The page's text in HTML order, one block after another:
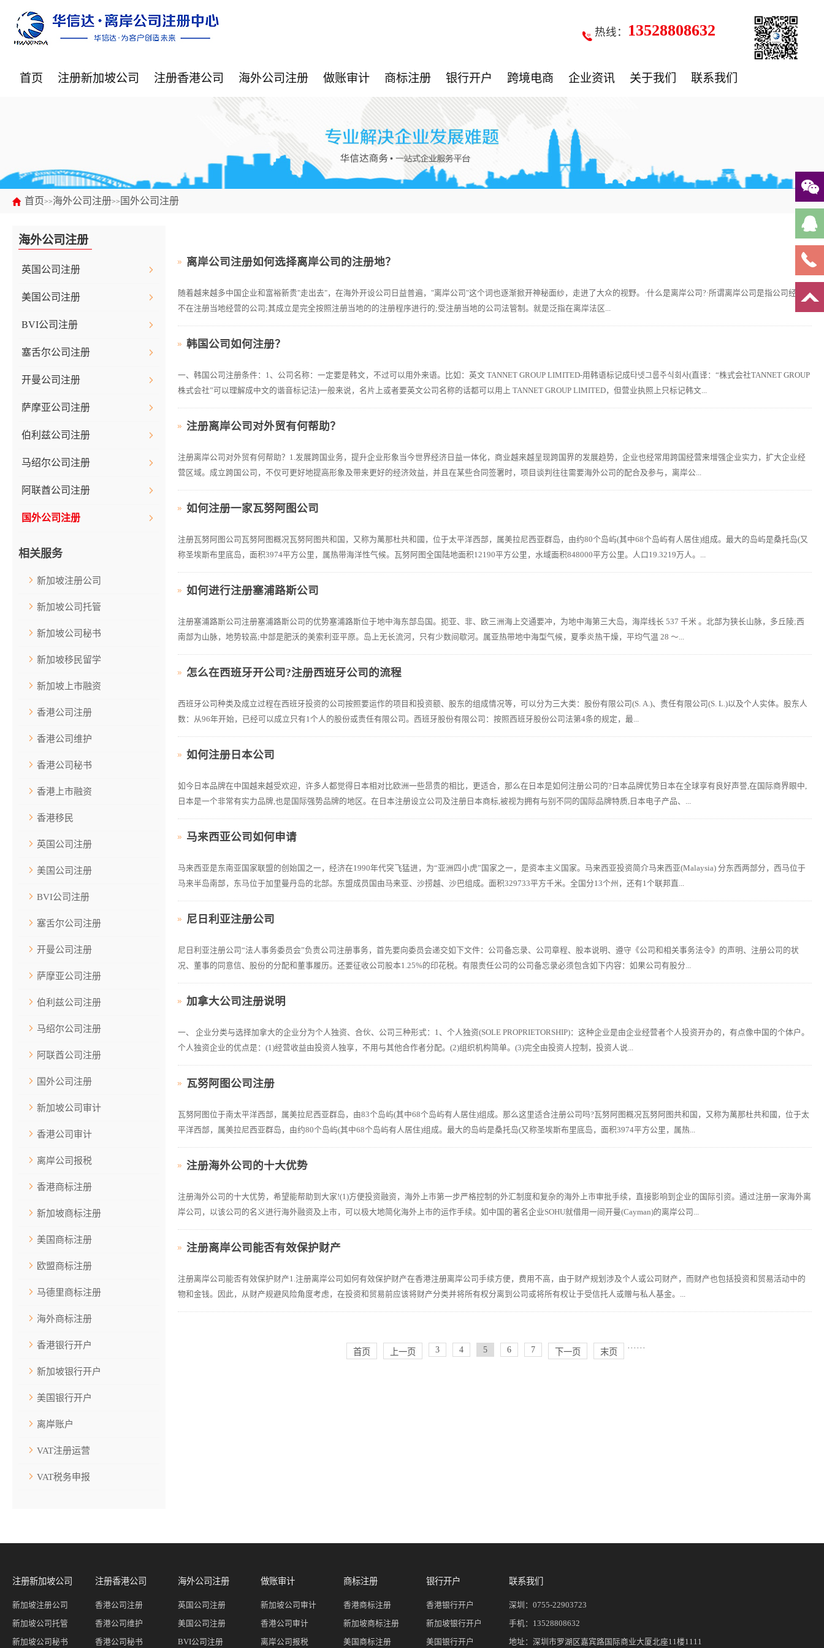
热线： 13528808632
首页 注册新加坡公司 注册香港公司 海外公司注册 做账审计 商标注册 银行开户 跨境电商 企业资讯 关于我们 联系我们
首页>>海外公司注册>> 国外公司注册
海外公司注册
英国公司注册
美国公司注册
BVI公司注册
塞舌尔公司注册
开曼公司注册
萨摩亚公司注册
伯利兹公司注册
马绍尔公司注册
阿联酋公司注册
国外公司注册
相关服务
新加坡注册公司
新加坡公司托管
新加坡公司秘书
新加坡移民留学
新加坡上市融资
香港公司注册
香港公司维护
香港公司秘书
香港上市融资
香港移民
英国公司注册
美国公司注册
BVI公司注册
塞舌尔公司注册
开曼公司注册
萨摩亚公司注册
伯利兹公司注册
马绍尔公司注册
阿联酋公司注册
国外公司注册
新加坡公司审计
香港公司审计
离岸公司报税
香港商标注册
新加坡商标注册
美国商标注册
欧盟商标注册
马德里商标注册
海外商标注册
香港银行开户
新加坡银行开户
美国银行开户
离岸账户
VAT注册运营
VAT税务申报
离岸公司注册如何选择离岸公司的注册地？
随着越来越多中国企业和富裕新贵"走出去"，在海外开设公司日益普遍，"离岸公司"这个词也逐渐掀开神秘面纱，走进了大众的视野。·什么是离岸公司?·所谓离岸公司是指公司经营
不在注册当地经营的公司;其成立是完全按照注册当地的的注册程序进行的;受注册当地的公司法管制。就是泛指在离岸法区...
韩国公司如何注册？
一、韩国公司注册条件：1、公司名称：一定要是韩文，不过可以用外来语。比如：英文 TANNET GROUP LIMITED-用韩语标记成타넷그룹주식회사(直译：“株式会社TANNET GROUP
株式会社”可以理解成中文的谐音标记法)一般来说，名片上或者要英文公司名称的话都可以用上 TANNET GROUP LIMITED，但营业执照上只标记韩文...
注册离岸公司对外贸有何帮助？
注册离岸公司对外贸有何帮助？1.发展跨国业务，提升企业形象当今世界经济日益一体化，商业越来越呈现跨国界的发展趋势，企业也经常用跨国经营来增强企业实力，扩大企业经
营区域。成立跨国公司，不仅可更好地提高形象及带来更好的经济效益，并且在某些合同签署时，项目谈判往往需要海外公司的配合及参与，离岸公...
如何注册一家瓦努阿图公司
注册瓦努阿图公司瓦努阿图概况瓦努阿图共和国，又称为萬那杜共和國，位于太平洋西部，属美拉尼西亚群岛，由约80个岛屿(其中68个岛屿有人居住)组成。最大的岛屿是桑托岛(又
称圣埃斯布里底岛，面积3974平方公里，属热带海洋性气候。瓦努阿图全国陆地面积12190平方公里，水域面积848000平方公里。人口19.3219万人。...
如何进行注册塞浦路斯公司
注册塞浦路斯公司注册塞浦路斯公司的优势塞浦路斯位于地中海东部岛国。扼亚、非、欧三洲海上交通要冲，为地中海第三大岛，海岸线长 537 千米 。北部为狭长山脉，多丘陵;西
南部为山脉，地势较高;中部是肥沃的美索利亚平原。岛上无长流河，只有少数间歇河。属亚热带地中海型气候，夏季炎热干燥，平均气温 28 ～...
怎么在西班牙开公司?注册西班牙公司的流程
西班牙公司种类及成立过程在西班牙投资的公司按照要运作的项目和投资额、股东的组成情况等，可以分为三大类：股份有限公司(S. A.)、责任有限公司(S. L.)以及个人实体。股东人
数：从96年开始，已经可以成立只有1个人的股份或责任有限公司。西班牙股份有限公司：按照西班牙股份公司法第4条的规定，最...
如何注册日本公司
如今日本品牌在中国越来越受欢迎，许多人都觉得日本相对比欧洲一些昂贵的相比，更适合，那么在日本是如何注册公司的?日本品牌优势日本在全球享有良好声誉,在国际商界眼中,
日本是一个非常有实力品牌,也是国际强势品牌的地区。在日本注册设立公司及注册日本商标,被视为拥有与别不同的国际品牌特质,日本电子产品、...
马来西亚公司如何申请
马来西亚是东南亚国家联盟的创始国之一，经济在1990年代突飞猛进，为“亚洲四小虎”国家之一，是资本主义国家。马来西亚投资简介马来西亚(Malaysia) 分东西两部分，西马位于
马来半岛南部，东马位于加里曼丹岛的北部。东盟成员国由马来亚、沙捞越、沙巴组成。面积329733平方千米。全国分13个州，还有1个联邦直...
尼日利亚注册公司
尼日利亚注册公司“法人事务委员会”负责公司注册事务，首先要向委员会递交如下文件：公司备忘录、公司章程、股本说明、遵守《公司和相关事务法令》的声明、注册公司的状
况、董事的同意信、股份的分配和董事履历。还要征收公司股本1.25%的印花税。有限责任公司的公司备忘录必须包含如下内容：如果公司有股分...
加拿大公司注册说明
一、 企业分类与选择加拿大的企业分为个人独资、合伙、公司三种形式：1、个人独资(SOLE PROPRIETORSHIP)：这种企业是由企业经营者个人投资开办的，有点像中国的个体户。
个人独资企业的优点是：(1)经营收益由投资人独享，不用与其他合作者分配。(2)组织机构简单。(3)完全由投资人控制，投资人说...
瓦努阿图公司注册
瓦努阿图位于南太平洋西部，属美拉尼西亚群岛，由83个岛屿(其中68个岛屿有人居住)组成。那么这里适合注册公司吗?瓦努阿图概况瓦努阿图共和国，又称为萬那杜共和國，位于太
平洋西部，属美拉尼西亚群岛，由约80个岛屿(其中68个岛屿有人居住)组成。最大的岛屿是桑托岛(又称圣埃斯布里底岛，面积3974平方公里，属热...
注册海外公司的十大优势
注册海外公司的十大优势，希望能帮助到大家!(1)方便投资融资，海外上市第一步严格控制的外汇制度和复杂的海外上市审批手续，直接影响到企业的国际引资。通过注册一家海外离
岸公司，以该公司的名义进行海外融资及上市，可以极大地简化海外上市的运作手续。如中国的著名企业SOHU就借用一间开曼(Cayman)的离岸公司...
注册离岸公司能否有效保护财产
注册离岸公司能否有效保护财产1.注册离岸公司如何有效保护财产在香港注册离岸公司手续方便，费用不高，由于财产规划涉及个人或公司财产，而财产也包括投资和贸易活动中的
物和金钱。因此，从财产规避风险角度考虑，在投资和贸易前应该将财产分类并将所有权分离到公司或将所有权让于受信托人或赠与私人基金。...
首页 上一页 ···
3 4 5 6 7 ···
下一页 末页
注册新加坡公司
新加坡注册公司
新加坡公司托管
新加坡公司秘书
注册香港公司
香港公司注册
香港公司维护
香港公司秘书
海外公司注册
英国公司注册
美国公司注册
BVI公司注册
做账审计
新加坡公司审计
香港公司审计
离岸公司报税
商标注册
香港商标注册
新加坡商标注册
美国商标注册
银行开户
香港银行开户
新加坡银行开户
美国银行开户
联系我们
深圳：0755-22903723
手机： 13528808632
地址：深圳市罗湖区嘉宾路国际商业大厦北座11楼1111